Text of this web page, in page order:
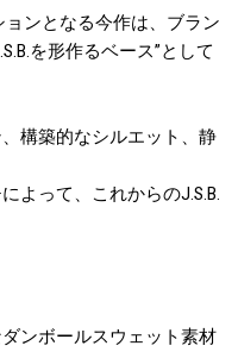
ョンとなる今作は、ブラン
を形作るベース”として
構築的なシルエット、静
よって、これからのJ.S.B.
ンボールスウェット素材